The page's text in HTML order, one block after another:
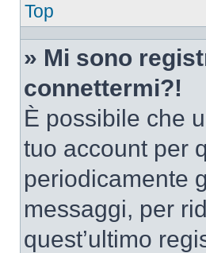
Top
» Mi sono
connettermi?!
È possibile che
tuo account per
periodicamente
messaggi, per
quest’ultimo